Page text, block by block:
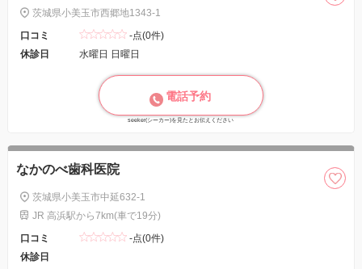
茨城県小美玉市西郷地1343-1
口コミ
-点(0件)
休診日
水曜日 日曜日
電話予約
seeker(シーカー)を見たとお伝えください
なかのべ歯科医院
茨城県小美玉市中延632-1
JR 高浜駅から7km(車で19分)
口コミ
-点(0件)
休診日